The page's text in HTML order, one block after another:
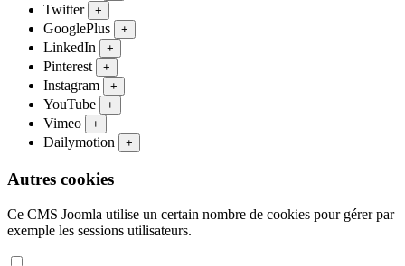
Twitter +
GooglePlus +
LinkedIn +
Pinterest +
Instagram +
YouTube +
Vimeo +
Dailymotion +
Autres cookies
Ce CMS Joomla utilise un certain nombre de cookies pour gérer par
exemple les sessions utilisateurs.